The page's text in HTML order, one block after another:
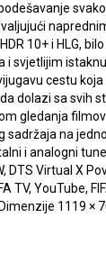
10+ i HLG,
svjetlijim
cestu
dolazi sa
gledanja
na
i analogni
Virtual X
YouTube,
1119